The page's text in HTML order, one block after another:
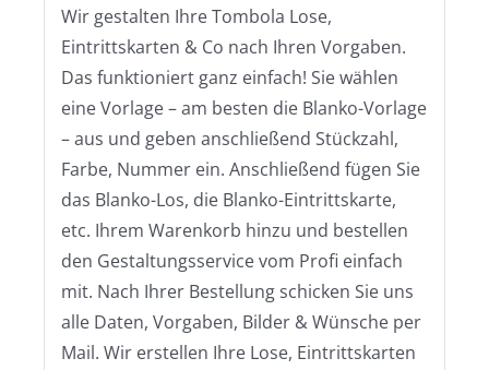
Wir gestalten Ihre Tombola Lose,
Eintrittskarten & Co nach Ihren Vorgaben.
Das funktioniert ganz einfach! Sie wählen
eine Vorlage – am besten die Blanko-Vorlage
– aus und geben anschließend Stückzahl,
Farbe, Nummer ein. Anschließend fügen Sie
das Blanko-Los, die Blanko-Eintrittskarte,
etc. Ihrem Warenkorb hinzu und bestellen
den Gestaltungsservice vom Profi einfach
mit. Nach Ihrer Bestellung schicken Sie uns
alle Daten, Vorgaben, Bilder & Wünsche per
Mail. Wir erstellen Ihre Lose, Eintrittskarten